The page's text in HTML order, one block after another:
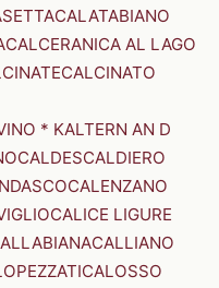
CALATABIANO
CALCERANICA AL LAGO
CALCINATO
* KALTERN AN D
CALDESCALDIERO
CALENZANO
CALICE LIGURE
CALLIANO
CALOSSO